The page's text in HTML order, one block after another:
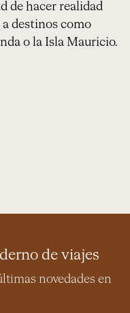
de hacer realidad
destinos como
o la Isla Mauricio.
de viajes
novedades en